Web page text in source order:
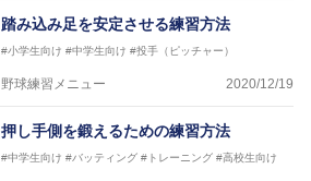
踏み込み足を安定させる練習方法
#小学生向け #中学生向け #投手（ピッチャー）
野球練習メニュー 2020/12/19
押し手側を鍛えるための練習方法
#中学生向け #バッティング #トレーニング #高校生向け